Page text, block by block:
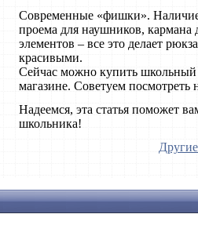
Современные «фишки». Наличие
проема для наушников,
элементов – все это делает
красивыми.
Сейчас можно купить школьный
магазине. Советуем посмотреть
Надеемся, эта статья поможет
школьника!